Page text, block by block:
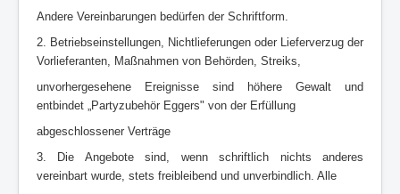
Andere Vereinbarungen bedürfen der Schriftform.
2. Betriebseinstellungen, Nichtlieferungen oder Lieferverzug der
Vorlieferanten, Maßnahmen von Behörden, Streiks,
unvorhergesehene Ereignisse sind höhere Gewalt und
entbindet „Partyzubehör Eggers" von der Erfüllung
abgeschlossener Verträge
3. Die Angebote sind, wenn schriftlich nichts anderes
vereinbart wurde, stets freibleibend und unverbindlich. Alle